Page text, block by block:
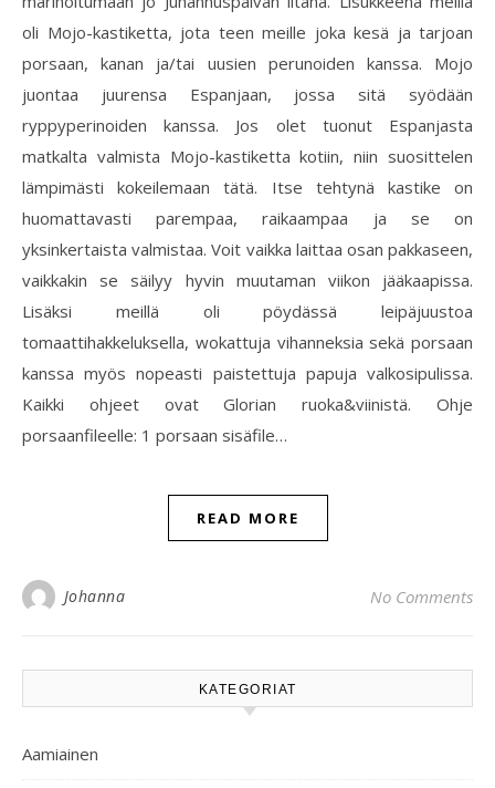
oli Mojo-kastiketta, jota teen meille joka kesä ja tarjoan
porsaan, kanan ja/tai uusien perunoiden kanssa. Mojo
juontaa juurensa Espanjaan, jossa sitä syödään
ryppyperinoiden kanssa. Jos olet tuonut Espanjasta
matkalta valmista Mojo-kastiketta kotiin, niin suosittelen
lämpimästi kokeilemaan tätä. Itse tehtynä kastike on
huomattavasti parempaa, raikaampaa ja se on
yksinkertaista valmistaa. Voit vaikka laittaa osan pakkaseen,
vaikkakin se säilyy hyvin muutaman viikon jääkaapissa.
Lisäksi meillä oli pöydässä leipäjuustoa
tomaattihakkeluksella, wokattuja vihanneksia sekä porsaan
kanssa myös nopeasti paistettuja papuja valkosipulissa.
Kaikki ohjeet ovat Glorian ruoka&viinistä. Ohje
porsaanfileelle: 1 porsaan sisäfile…
READ MORE
Johanna No Comments
KATEGORIAT
Aamiainen